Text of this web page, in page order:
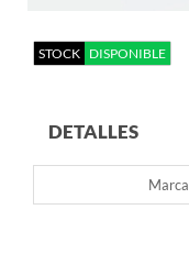
STOCK DISPONIBLE
DETALLES
Marca